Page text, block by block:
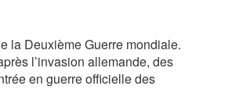
la Deuxiè­me Guerre mondiale.
l’invasion allemande, des
en guerre officielle des